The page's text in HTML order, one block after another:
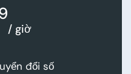
/ giờ
đổi số